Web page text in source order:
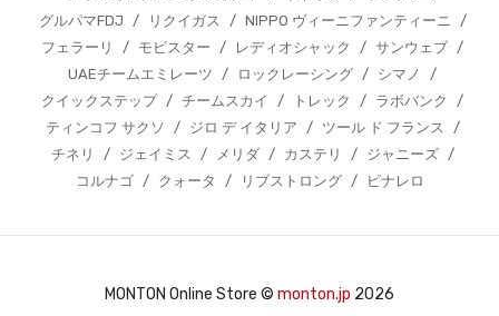
グルパマFDJ
/ リクイガス / NIPPO ヴィーニファンティーニ
/
フェラーリ
/ モビスター / レディオシャック / サンウェブ /
UAEチームエミレーツ
/ ロックレーシング / シマノ
/
クイックステップ / チームスカイ / トレック / ラボバンク
/
ティンコフ サクソ
/ ジロ デ イタリア / ツール ド フランス
/
チネリ
/ ジェイミス / メリダ / カステリ / ジャニーズ
/
コルナゴ
/ クォータ / リブストロング / ピナレロ
MONTON Online Store © monton.jp 2026